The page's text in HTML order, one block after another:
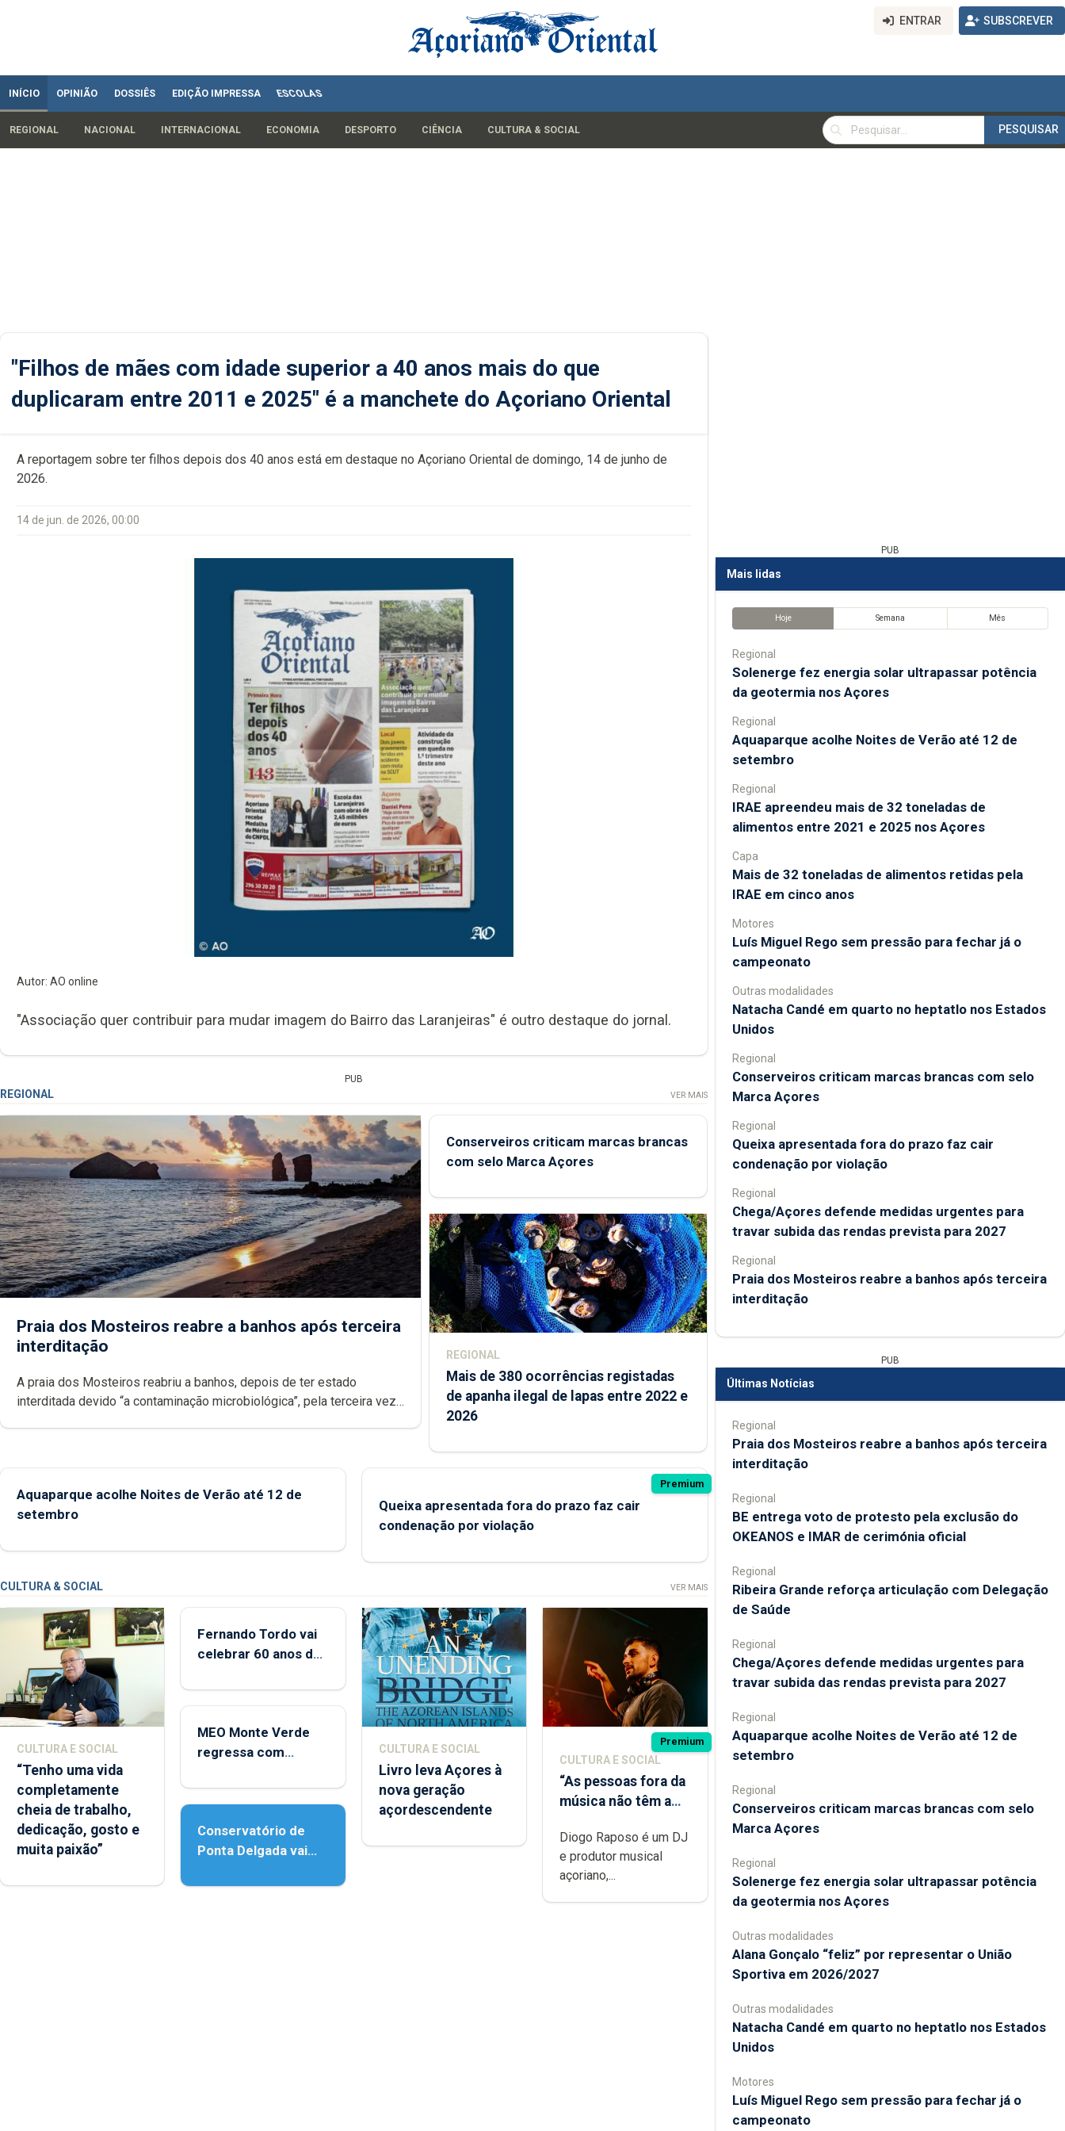
ENTRAR SUBSCREVER
INÍCIO OPINIÃO DOSSIÊS EDIÇÃO IMPRESSA ESCOLAS
REGIONAL NACIONAL INTERNACIONAL ECONOMIA DESPORTO CIÊNCIA CULTURA & SOCIAL
PESQUISAR
PESQUISAR
"Filhos de mães com idade superior a 40 anos mais do que
duplicaram entre 2011 e 2025" é a manchete do Açoriano Oriental
A reportagem sobre ter filhos depois dos 40 anos está em destaque no Açoriano Oriental de domingo, 14 de junho de
2026.
14 de jun. de 2026, 00:00
Autor: AO online
"Associação quer contribuir para mudar imagem do Bairro das Laranjeiras" é outro destaque do jornal.
PUB
REGIONAL VER MAIS
Praia dos Mosteiros reabre a banhos após terceira
interditação
A praia dos Mosteiros reabriu a banhos, depois de ter estado
interditada devido “a contaminação microbiológica”, pela terceira vez
Conserveiros criticam marcas brancas
com selo Marca Açores
REGIONAL
Mais de 380 ocorrências registadas
de apanha ilegal de lapas entre 2022 e
2026
Aquaparque acolhe Noites de Verão até 12 de
setembro
Premium
Queixa apresentada fora do prazo faz cair
condenação por violação
CULTURA & SOCIAL VER MAIS
CULTURA E SOCIAL
“Tenho uma vida
completamente
cheia de trabalho,
dedicação, gosto e
muita paixão”
Fernando Tordo vai
celebrar 60 anos de
Micaelense
MEO Monte Verde
regressa com
acessibilidade
Conservatório de
Ponta Delgada vai
instrumentos
CULTURA E SOCIAL
Livro leva Açores à
nova geração
açordescendente
Premium
CULTURA E SOCIAL
“As pessoas fora da
música não têm a
difícil é produzir
uma música”
Diogo Raposo é um DJ
e produtor musical
açoriano,...
PUB
Mais lidas
Hoje Semana Mês
Regional
Solenerge fez energia solar ultrapassar potência
da geotermia nos Açores
Regional
Aquaparque acolhe Noites de Verão até 12 de
setembro
Regional
IRAE apreendeu mais de 32 toneladas de
alimentos entre 2021 e 2025 nos Açores
Capa
Mais de 32 toneladas de alimentos retidas pela
IRAE em cinco anos
Motores
Luís Miguel Rego sem pressão para fechar já o
campeonato
Outras modalidades
Natacha Candé em quarto no heptatlo nos Estados
Unidos
Regional
Conserveiros criticam marcas brancas com selo
Marca Açores
Regional
Queixa apresentada fora do prazo faz cair
condenação por violação
Regional
Chega/Açores defende medidas urgentes para
travar subida das rendas prevista para 2027
Regional
Praia dos Mosteiros reabre a banhos após terceira
interditação
PUB
Últimas Notícias
Regional
Praia dos Mosteiros reabre a banhos após terceira
interditação
Regional
BE entrega voto de protesto pela exclusão do
OKEANOS e IMAR de cerimónia oficial
Regional
Ribeira Grande reforça articulação com Delegação
de Saúde
Regional
Chega/Açores defende medidas urgentes para
travar subida das rendas prevista para 2027
Regional
Aquaparque acolhe Noites de Verão até 12 de
setembro
Regional
Conserveiros criticam marcas brancas com selo
Marca Açores
Regional
Solenerge fez energia solar ultrapassar potência
da geotermia nos Açores
Outras modalidades
Alana Gonçalo “feliz” por representar o União
Sportiva em 2026/2027
Outras modalidades
Natacha Candé em quarto no heptatlo nos Estados
Unidos
Motores
Luís Miguel Rego sem pressão para fechar já o
campeonato